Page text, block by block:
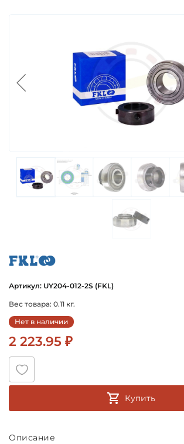
Артикул: UY204-012-2S (FKL)
Вес товара: 0.11 кг.
Нет в наличии
2 223.95 ₽
Купить
Описание